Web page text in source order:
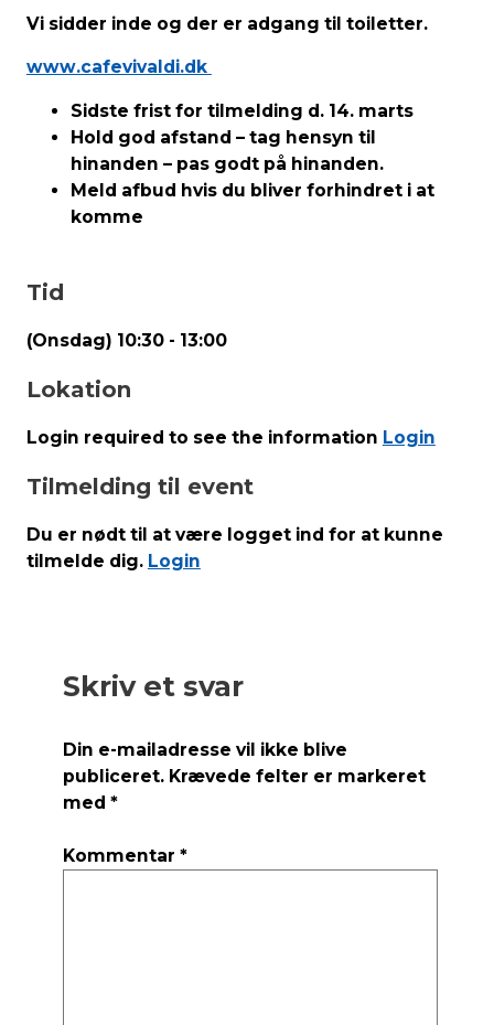
Vi sidder inde og der er adgang til toiletter.
www.cafevivaldi.dk
Sidste frist for tilmelding d. 14. marts
Hold god afstand – tag hensyn til
hinanden – pas godt på hinanden.
Meld afbud hvis du bliver forhindret i at
komme
Tid
(Onsdag) 10:30 - 13:00
Lokation
Login required to see the information Login
Tilmelding til event
Du er nødt til at være logget ind for at kunne
tilmelde dig. Login
Skriv et svar
Din e-mailadresse vil ikke blive
publiceret. Krævede felter er markeret
med*
Kommentar*